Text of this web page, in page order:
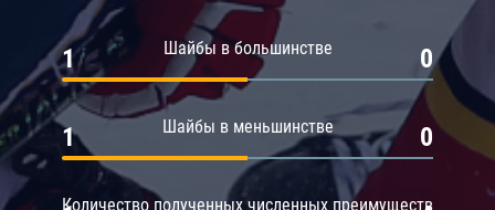
Шайбы в большинстве
1 0
Шайбы в меньшинстве
1 0
Количество полученных численных преимуществ